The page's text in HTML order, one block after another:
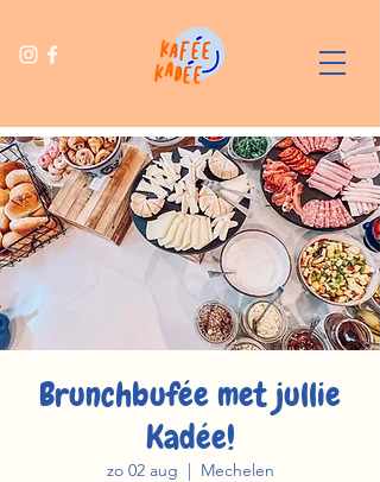
Brunchbufée met jullie
Kadée!
zo 02 aug
  |
Mechelen